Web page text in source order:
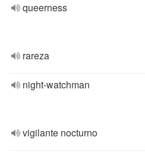
queerness
rareza
night-watchman
vigilante nocturno